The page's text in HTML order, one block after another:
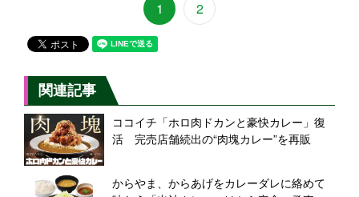
1 2
関連記事
ココイチ「ホロ肉ドカンと豪快カレー」復
活 完売店舗続出の“肉塊カレー”を再販
からやま、からあげをカレーダレに絡めて